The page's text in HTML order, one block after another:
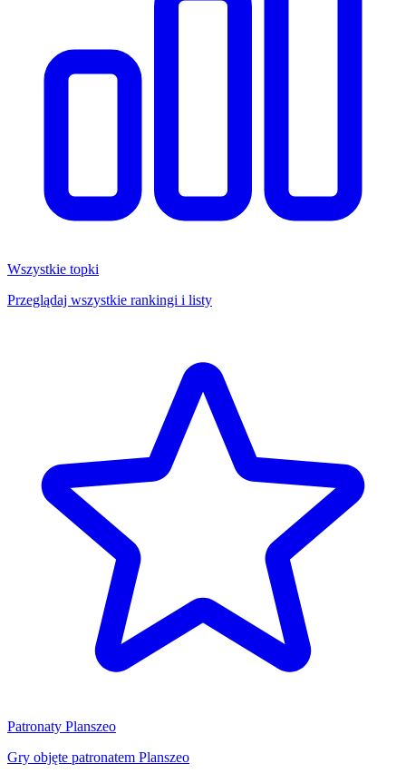
Wszystkie topki
Przeglądaj wszystkie rankingi i listy
Patronaty Planszeo
Gry objęte patronatem Planszeo